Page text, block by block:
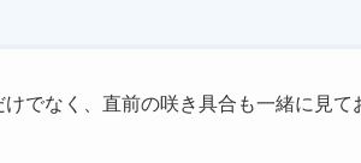
でなく、直前の咲き具合も一緒に見て